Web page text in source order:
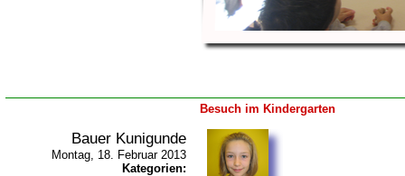
Besuch im Kindergarten
Bauer Kunigunde
Montag, 18. Februar 2013
Kategorien: